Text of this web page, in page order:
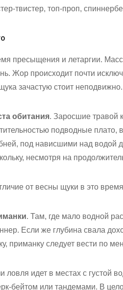
твистер, топ-проп,
пресыщения и летаргии.
Жор происходит почти
зачастую стоит неподвижно.
обитания. Заросшие травой
подводные
под нависшими над водой
несмотря на
от весны щуки в это
. Там, где мало водной
Если же глубина свала
приманку следует вести по
ловля идет в местах с густой
бейтом или тандемами. В